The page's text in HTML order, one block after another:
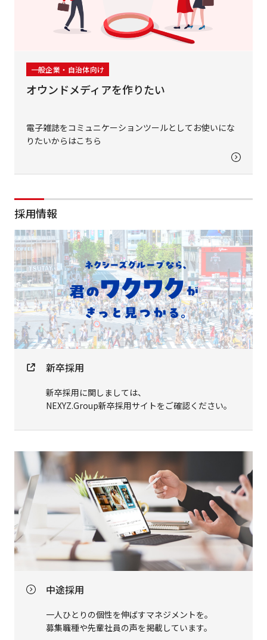
一般企業・自治体向け
オウンドメディアを作りたい
電子雑誌をコミュニケーションツールとしてお使いにな
りたいからはこちら
採用情報
新卒採用
新卒採用に関しましては、
NEXYZ.Group新卒採用サイトをご確認ください。
中途採用
一人ひとりの個性を伸ばすマネジメントを。
募集職種や先輩社員の声を掲載しています。